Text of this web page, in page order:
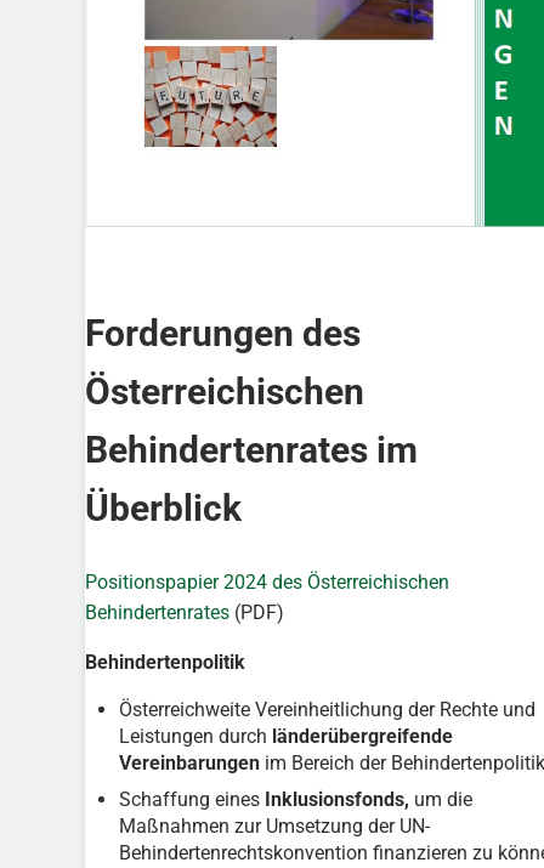
Forderungen des
Österreichischen
Behindertenrates im
Überblick
Positionspapier 2024 des Österreichischen
Behindertenrates(PDF)
Behindertenpolitik
Österreichweite Vereinheitlichung der Rechte und
Leistungen durch länderübergreifende
Vereinbarungenim Bereich der
Schaffung eines Inklusionsfonds, um die
Maßnahmen zur Umsetzung der UN-
Behindertenrechtskonvention finanzieren zu